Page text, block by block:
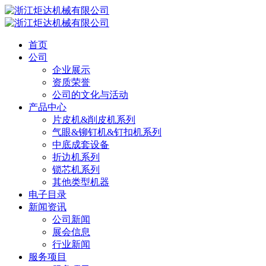
首页
公司
企业展示
资质荣誉
公司的文化与活动
产品中心
片皮机&削皮机系列
气眼&铆钉机&钉扣机系列
中底成套设备
折边机系列
锁芯机系列
其他类型机器
电子目录
新闻资讯
公司新闻
展会信息
行业新闻
服务项目